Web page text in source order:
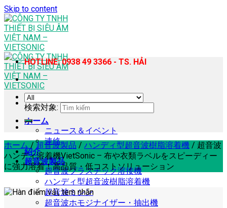
Skip to content
ホーム
ニュース＆イベント
連絡
紹介
超音波製品
超音波プラスチック溶接機
ハンディ型超音波樹脂溶着機
超音波ミシン
超音波ホモジナイザー・抽出機
HOTLINE: 0938 49 3366 - TS. HẢI
検索対象:
ホーム / 超音波製品 / ハンディ型超音波樹脂溶着機 / 超音波
ハンディ溶着機VietSonic – 布や衣類ラベルをスピーディー
に強力溶着！高品質・低コストソリューション